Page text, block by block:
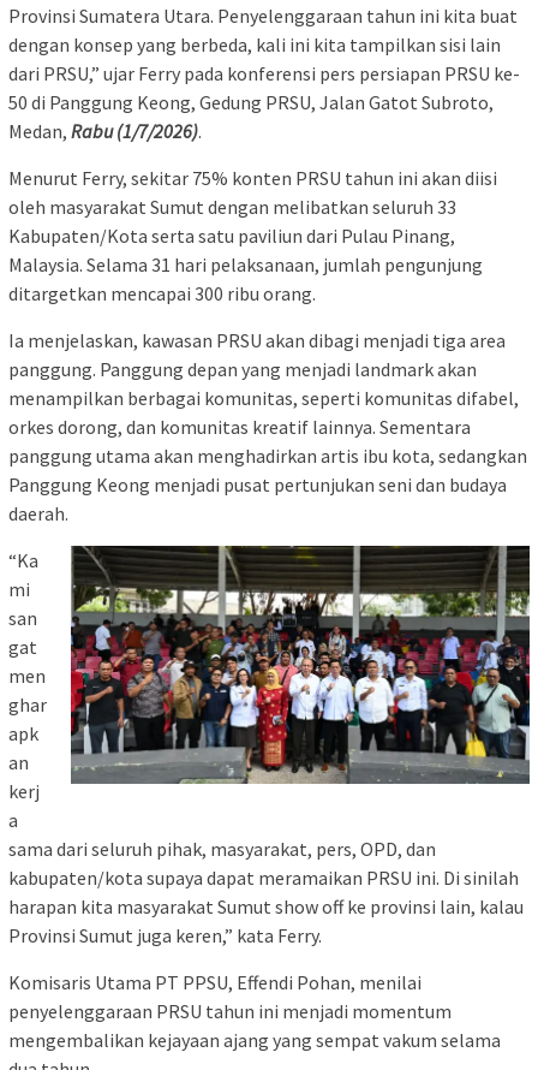
Provinsi Sumatera Utara. Penyelenggaraan tahun ini kita buat
dengan konsep yang berbeda, kali ini kita tampilkan sisi lain
dari PRSU,” ujar Ferry pada konferensi pers persiapan PRSU ke-
50 di Panggung Keong, Gedung PRSU, Jalan Gatot Subroto,
Medan, Rabu (1/7/2026).
Menurut Ferry, sekitar 75% konten PRSU tahun ini akan diisi
oleh masyarakat Sumut dengan melibatkan seluruh 33
Kabupaten/Kota serta satu paviliun dari Pulau Pinang,
Malaysia. Selama 31 hari pelaksanaan, jumlah pengunjung
ditargetkan mencapai 300 ribu orang.
Ia menjelaskan, kawasan PRSU akan dibagi menjadi tiga area
panggung. Panggung depan yang menjadi landmark akan
menampilkan berbagai komunitas, seperti komunitas difabel,
orkes dorong, dan komunitas kreatif lainnya. Sementara
panggung utama akan menghadirkan artis ibu kota, sedangkan
Panggung Keong menjadi pusat pertunjukan seni dan budaya
daerah.
“Ka
mi
san
gat
men
ghar
apk
an
kerj
a
sama dari seluruh pihak, masyarakat, pers, OPD, dan
kabupaten/kota supaya dapat meramaikan PRSU ini. Di sinilah
harapan kita masyarakat Sumut show off ke provinsi lain, kalau
Provinsi Sumut juga keren,” kata Ferry.
Komisaris Utama PT PPSU, Effendi Pohan, menilai
penyelenggaraan PRSU tahun ini menjadi momentum
mengembalikan kejayaan ajang yang sempat vakum selama